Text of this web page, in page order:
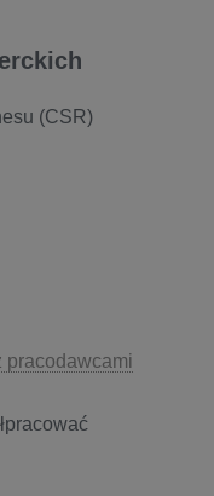
(CSR)
pracodawcami